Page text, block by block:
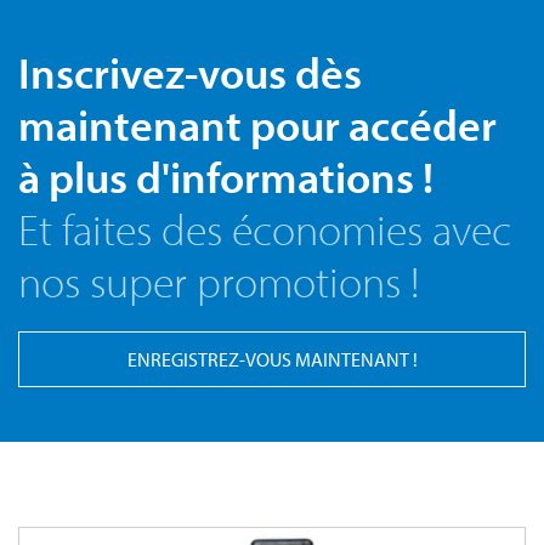
Inscrivez-vous dès
maintenant pour accéder
à plus d'informations !
Et faites des économies avec
nos super promotions !
ENREGISTREZ-VOUS MAINTENANT !